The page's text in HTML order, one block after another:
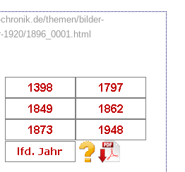
themen/bilder-
1896_0001.html